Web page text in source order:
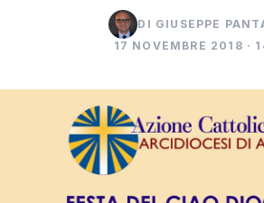
DI GIUSEPPE
17 NOVEMBRE 2018 ·